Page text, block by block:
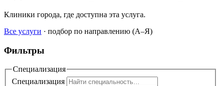
Клиники города, где доступна эта услуга.
Все услуги · подбор по направлению (A–Я)
Фильтры
Специализация
Специализация